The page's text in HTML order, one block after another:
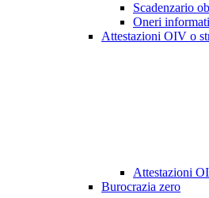
Scadenzario
Oneri
Attestazioni OIV o
Attestazioni
Burocrazia zero